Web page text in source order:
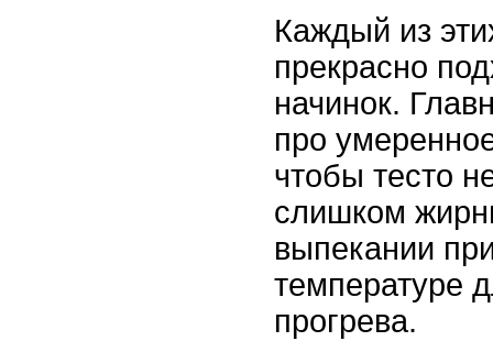
Каждый из
прекрасно
начинок.
про
чтобы тесто
слишком
выпекании
температуре
прогрева.